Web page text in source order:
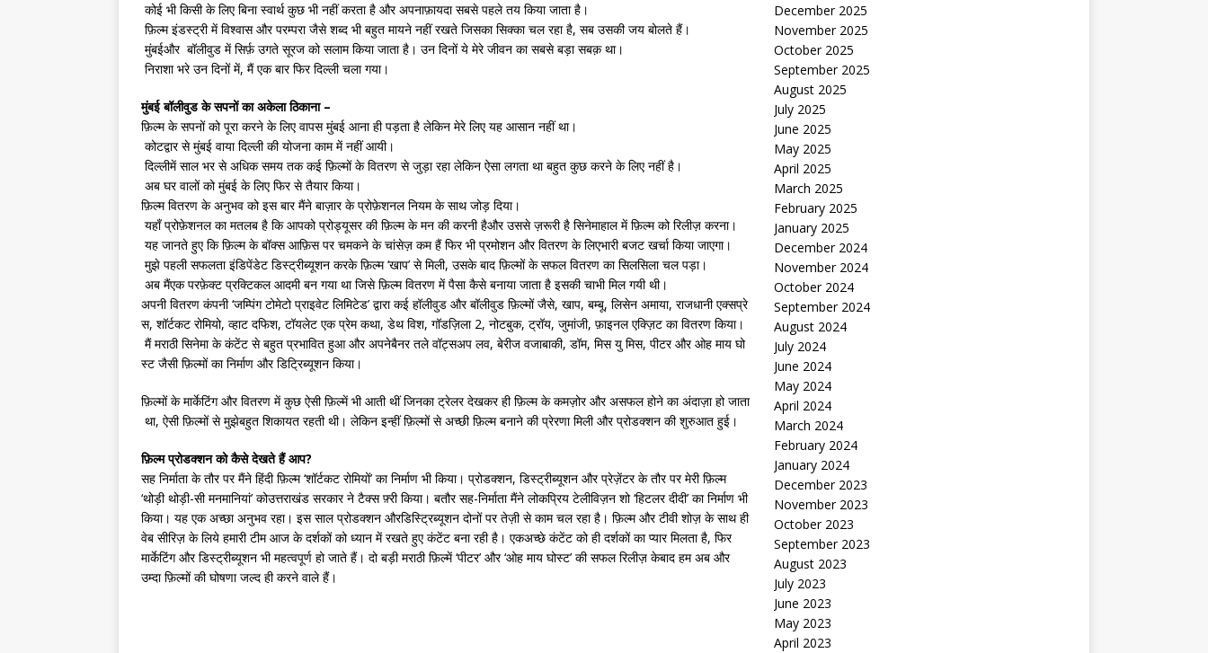
कोई भी किसी के लिए बिना स्वार्थ कुछ भी नहीं करता है और अपनाफ़ायदा सबसे पहले तय किया जाता है।
फ़िल्म इंडस्ट्री में विश्वास और परम्परा जैसे शब्द भी बहुत मायने नहीं रखते जिसका सिक्का चल रहा है, सब उसकी जय बोलते हैं।
मुंबईऔर बॉलीवुड में सिर्फ़ उगते सूरज को सलाम किया जाता है। उन दिनों ये मेरे जीवन का सबसे बड़ा सबक़ था।
निराशा भरे उन दिनों में, मैं एक बार फिर दिल्ली चला गया।
मुंबई बॉलीवुड के सपनों का अकेला ठिकाना –
फ़िल्म के सपनों को पूरा करने के लिए वापस मुंबई आना ही पड़ता है लेकिन मेरे लिए यह आसान नहीं था।
कोटद्वार से मुंबई वाया दिल्ली की योजना काम में नहीं आयी।
दिल्लीमें साल भर से अधिक समय तक कई फ़िल्मों के वितरण से जुड़ा रहा लेकिन ऐसा लगता था बहुत कुछ करने के लिए नहीं है।
अब घर वालों को मुंबई के लिए फिर से तैयार किया।
फ़िल्म वितरण के अनुभव को इस बार मैंने बाज़ार के प्रोफ़ेशनल नियम के साथ जोड़ दिया।
यहाँ प्रोफ़ेशनल का मतलब है कि आपको प्रोड्यूसर की फ़िल्म के मन की करनी हैऔर उससे ज़रूरी है सिनेमाहाल में फ़िल्म को रिलीज़ करना।
यह जानते हुए कि फ़िल्म के बॉक्स आफ़िस पर चमकने के चांसेज़ कम हैं फिर भी प्रमोशन और वितरण के लिएभारी बजट खर्चा किया जाएगा।
मुझे पहली सफलता इंडिपेंडेट डिस्ट्रीब्यूशन करके फ़िल्म ‘खाप’ से मिली, उसके बाद फ़िल्मों के सफल वितरण का सिलसिला चल पड़ा।
अब मैंएक परफ़ेक्ट प्रक्टिकल आदमी बन गया था जिसे फ़िल्म वितरण में पैसा कैसे बनाया जाता है इसकी चाभी मिल गयी थी।
अपनी वितरण कंपनी ‘जम्पिंग टोमेटो प्राइवेट लिमिटेड’ द्वारा कई हॉलीवुड और बॉलीवुड फ़िल्मों जैसे, खाप, बम्बू, लिसेन अमाया, राजधानी एक्सप्रे
स, शॉर्टकट रोमियो, व्हाट दफिश, टॉयलेट एक प्रेम कथा, डेथ विश, गॉडज़िला 2, नोटबुक, ट्रॉय, जुमांजी, फ़ाइनल एक्ज़िट का वितरण किया।
मैं मराठी सिनेमा के कंटेंट से बहुत प्रभावित हुआ और अपनेबैनर तले वॉट्सअप लव, बेरीज वजाबाकी, डॉम, मिस यु मिस, पीटर और ओह माय घो
स्ट जैसी फ़िल्मों का निर्माण और डिट्रिब्यूशन किया।
फ़िल्मों के मार्केटिंग और वितरण में कुछ ऐसी फ़िल्में भी आती थीं जिनका ट्रेलर देखकर ही फ़िल्म के कमज़ोर और असफल होने का अंदाज़ा हो जाता
था, ऐसी फ़िल्मों से मुझेबहुत शिकायत रहती थी। लेकिन इन्हीं फ़िल्मों से अच्छी फ़िल्म बनाने की प्रेरणा मिली और प्रोडक्शन की शुरुआत हुई।
फ़िल्म प्रोडक्शन को कैसे देखते हैं आप?
सह निर्माता के तौर पर मैंने हिंदी फ़िल्म ‘शॉर्टकट रोमियों’ का निर्माण भी किया। प्रोडक्शन, डिस्ट्रीब्यूशन और प्रेज़ेंटर के तौर पर मेरी फ़िल्म
‘थोड़ी थोड़ी-सी मनमानियां’ कोउत्तराखंड सरकार ने टैक्स फ़्री किया। बतौर सह-निर्माता मैंने लोकप्रिय टेलीविज़न शो ‘हिटलर दीदी’ का निर्माण भी
किया। यह एक अच्छा अनुभव रहा। इस साल प्रोडक्शन औरडिस्ट्रिब्यूशन दोनों पर तेज़ी से काम चल रहा है। फ़िल्म और टीवी शोज़ के साथ ही
वेब सीरिज़ के लिये हमारी टीम आज के दर्शकों को ध्यान में रखते हुए कंटेंट बना रही है। एकअच्छे कंटेंट को ही दर्शकों का प्यार मिलता है, फिर
मार्केटिंग और डिस्ट्रीब्यूशन भी महत्वपूर्ण हो जाते हैं। दो बड़ी मराठी फ़िल्में ‘पीटर’ और ‘ओह माय घोस्ट’ की सफल रिलीज़ केबाद हम अब और
उम्दा फ़िल्मों की घोषणा जल्द ही करने वाले हैं।
December 2025
November 2025
October 2025
September 2025
August 2025
July 2025
June 2025
May 2025
April 2025
March 2025
February 2025
January 2025
December 2024
November 2024
October 2024
September 2024
August 2024
July 2024
June 2024
May 2024
April 2024
March 2024
February 2024
January 2024
December 2023
November 2023
October 2023
September 2023
August 2023
July 2023
June 2023
May 2023
April 2023